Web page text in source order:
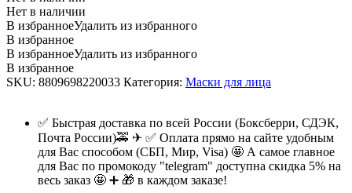
Нет в наличии
В избранноеУдалить из избранного
В избранное
В избранноеУдалить из избранного
В избранное
SKU: 8809698220033 Категория: Маски для лица
✅ Быстрая доставка по всей России (Боксберри, СДЭК,
Почта России)🚕 ✈ ✅ Оплата прямо на сайте удобным
для Вас способом (СБП, Мир, Visa) 🤩 А самое главное
для Вас по промокоду "telegram" доступна скидка 5% на
весь заказ 🤩 ➕ 🎁 в каждом заказе!